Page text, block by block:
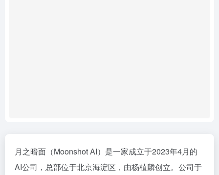
月之暗面（Moonshot AI）是一家成立于2023年4月的
AI公司，总部位于北京海淀区，由杨植麟创立。公司于